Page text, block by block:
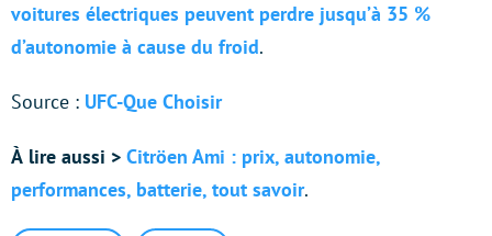
voitures électriques peuvent perdre jusqu’à 35 %
d’autonomie à cause du froid.
Source : UFC-Que Choisir
À lire aussi > Citröen Ami : prix, autonomie,
performances, batterie, tout savoir.